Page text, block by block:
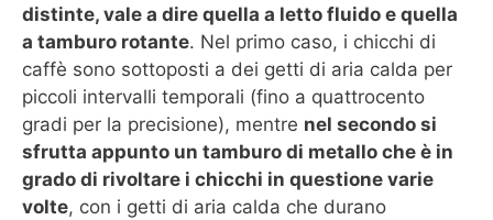
distinte, vale a dire quella a letto fluido e quella
a tamburo rotante. Nel primo caso, i chicchi di
caffè sono sottoposti a dei getti di aria calda per
piccoli intervalli temporali (fino a quattrocento
gradi per la precisione), mentre nel secondo si
sfrutta appunto un tamburo di metallo che è in
grado di rivoltare i chicchi in questione varie
volte, con i getti di aria calda che durano